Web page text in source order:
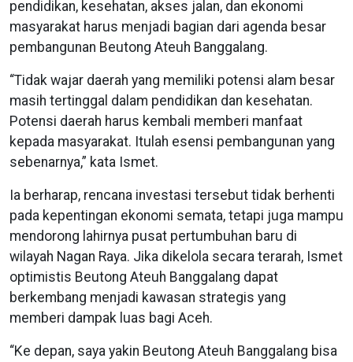
pendidikan, kesehatan, akses jalan, dan ekonomi
masyarakat harus menjadi bagian dari agenda besar
pembangunan Beutong Ateuh Banggalang.
“Tidak wajar daerah yang memiliki potensi alam besar
masih tertinggal dalam pendidikan dan kesehatan.
Potensi daerah harus kembali memberi manfaat
kepada masyarakat. Itulah esensi pembangunan yang
sebenarnya,” kata Ismet.
Ia berharap, rencana investasi tersebut tidak berhenti
pada kepentingan ekonomi semata, tetapi juga mampu
mendorong lahirnya pusat pertumbuhan baru di
wilayah Nagan Raya. Jika dikelola secara terarah, Ismet
optimistis Beutong Ateuh Banggalang dapat
berkembang menjadi kawasan strategis yang
memberi dampak luas bagi Aceh.
“Ke depan, saya yakin Beutong Ateuh Banggalang bisa